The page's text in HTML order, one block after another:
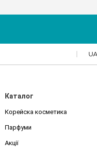
UA
Каталог
Корейска косметика
Парфуми
Акції